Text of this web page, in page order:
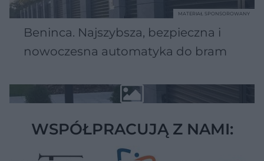
Beninca. Najszybsza, bezpieczna i
nowoczesna automatyka do bram
MATERIAŁ SPONSOROWANY
WSPÓŁPRACUJĄ Z NAMI: